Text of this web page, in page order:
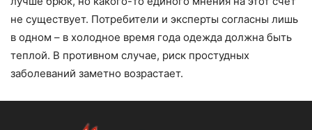
не существует. Потребители и эксперты согласны лишь
в одном – в холодное время года одежда должна быть
теплой. В противном случае, риск простудных
заболеваний заметно возрастает.